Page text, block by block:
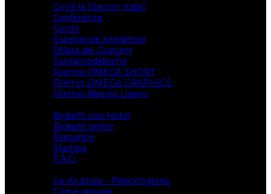
Cos’è la Starcon Italia?
Conferenze
Giochi
Esperienze interattive
Sfilata dei Costumi
Fantamodellismo
Premio OMEGA SHORT
Premio OMEGA GRAPHICS
Premio Alberto Lisiero
Biglietti con Hotel
Biglietti online
Espositori
Stampa
F.A.Q.
La struttura – Palacongressi
Come arrivare